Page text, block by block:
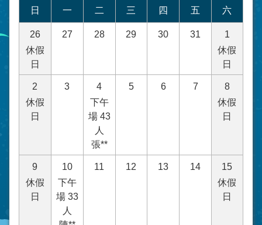
日 一 二 三 四 五 六
26
休假
日
27 28 29 30 31
1
休假
日
2
休假
日
3
4
下午
場 43
人
張**
5 6 7
8
休假
日
9
休假
日
10
下午
場 33
人
11 12 13 14
15
休假
日